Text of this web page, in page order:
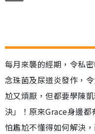
每月來襲的經期，令私
念珠菌及尿道炎發作，
尬又煩厭，但都要學陳
決」！原來Grace身邊
怕尷尬不懂得如何解決